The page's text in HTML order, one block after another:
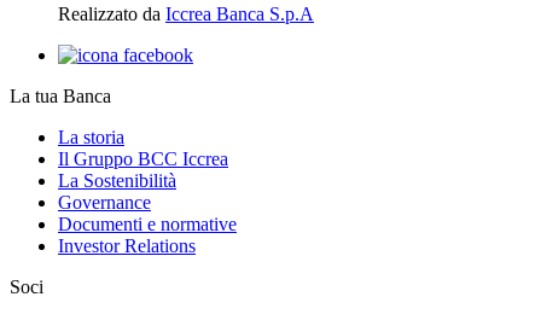
Realizzato da Iccrea Banca S.p.A
La tua Banca
La storia
Il Gruppo BCC Iccrea
La Sostenibilità
Governance
Documenti e normative
Investor Relations
Soci